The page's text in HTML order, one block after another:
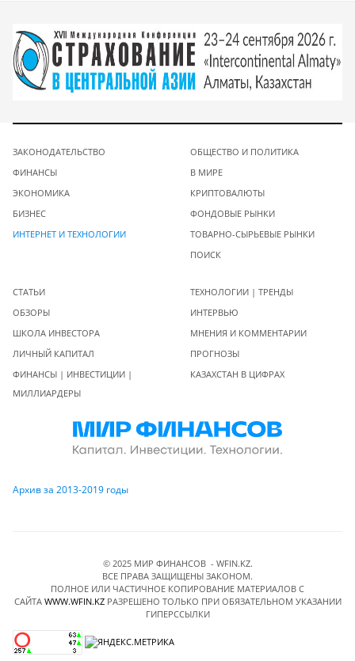
ЗАКОНОДАТЕЛЬСТВО
ФИНАНСЫ
ЭКОНОМИКА
БИЗНЕС
ИНТЕРНЕТ И ТЕХНОЛОГИИ
ОБЩЕСТВО И ПОЛИТИКА
В МИРЕ
КРИПТОВАЛЮТЫ
ФОНДОВЫЕ РЫНКИ
ТОВАРНО-СЫРЬЕВЫЕ РЫНКИ
ПОИСК
СТАТЬИ
ОБЗОРЫ
ШКОЛА ИНВЕСТОРА
ЛИЧНЫЙ КАПИТАЛ
ФИНАНСЫ | ИНВЕСТИЦИИ |
МИЛЛИАРДЕРЫ
ТЕХНОЛОГИИ | ТРЕНДЫ
ИНТЕРВЬЮ
МНЕНИЯ И КОММЕНТАРИИ
ПРОГНОЗЫ
КАЗАХСТАН В ЦИФРАХ
Архив за 2013-2019 годы
© 2025 МИР ФИНАНСОВ - WFIN.KZ.
ВСЕ ПРАВА ЗАЩИЩЕНЫ ЗАКОНОМ.
ПОЛНОЕ ИЛИ ЧАСТИЧНОЕ КОПИРОВАНИЕ МАТЕРИАЛОВ C
САЙТА WWW.WFIN.KZРАЗРЕШЕНО ТОЛЬКО ПРИ ОБЯЗАТЕЛЬНОМ УКАЗАНИИ
ГИПЕРССЫЛКИ